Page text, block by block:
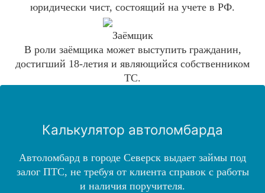
юридически чист, состоящий на учете в РФ.
Заёмщик
В роли заёмщика может выступить гражданин,
достигший 18-летия и являющийся собственником
ТС.
Калькулятор автоломбарда
Автоломбард в городе Северск выдает займы под
залог ПТС, не требуя от клиента справок с работы
и наличия поручителя.